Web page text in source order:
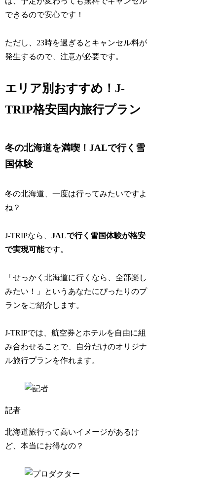
できるので安心です！
ただし、23時を過ぎるとキャンセル料が
発生するので、注意が必要です。
エリア別おすすめ！J-
TRIP格安国内旅行プラン
冬の北海道を満喫！JALで行く雪
国体験
冬の北海道、一度は行ってみたいですよ
ね？
J-TRIPなら、JALで行く雪国体験が格安
で実現可能です。
「せっかく北海道に行くなら、全部楽し
みたい！」というあなたにぴったりのプ
ランをご紹介します。
J-TRIPでは、航空券とホテルを自由に組
み合わせることで、自分だけのオリジナ
ル旅行プランを作れます。
記者
北海道旅行って高いイメージがあるけ
ど、本当にお得なの？